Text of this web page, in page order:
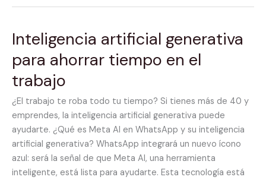
Inteligencia artificial generativa
para ahorrar tiempo en el
trabajo
¿El trabajo te roba todo tu tiempo? Si tienes más de 40 y
emprendes, la inteligencia artificial generativa puede
ayudarte. ¿Qué es Meta AI en WhatsApp y su inteligencia
artificial generativa? WhatsApp integrará un nuevo ícono
azul: será la señal de que Meta AI, una herramienta
inteligente, está lista para ayudarte. Esta tecnología está
Inteligencia
generativa
para
tiempo
en
el
trabajo